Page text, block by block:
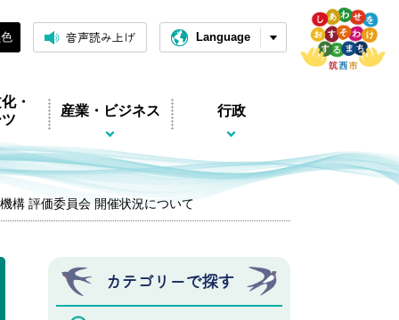
音声読み上げ Language
・
産業・ビジネス 行政
構 評価委員会 開催状況について
カテゴリーで探す